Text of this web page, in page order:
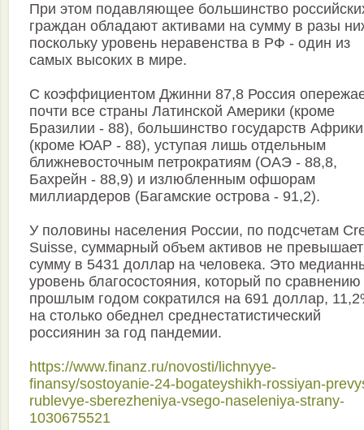
При этом подавляющее большинство
граждан обладают активами на сумму в разы
поскольку уровень неравенства в РФ - один из
самых высоких в мире.
С коэффициентом Джинни 87,8 Россия
почти все страны Латинской Америки (кроме
Бразилии - 88), большинство государств Африки
(кроме ЮАР - 88), уступая лишь отдельным
ближневосточным петрократиям (ОАЭ - 88,8,
Бахрейн - 88,9) и излюбленным офшорам
миллиардеров (Багамские острова - 91,2).
У половины населения России, по подсчетам
Suisse, суммарный объем активов не превышает
сумму в 5431 доллар на человека. Это
уровень благосостояния, который по сравнению
прошлым годом сократился на 691 доллар,
на столько обеднел среднестатистический
россиянин за год пандемии.
https://www.finanz.ru/novosti/lichnyye-
finansy/sostoyanie-24-bogateyshikh-rossiyan-
rublevye-sberezheniya-vsego-naseleniya-strany-
1030675521